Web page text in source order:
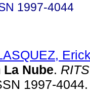
1997-4044
Nube. RITS
1997-4044.